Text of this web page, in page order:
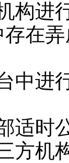
构进
在
中进
适时
方机